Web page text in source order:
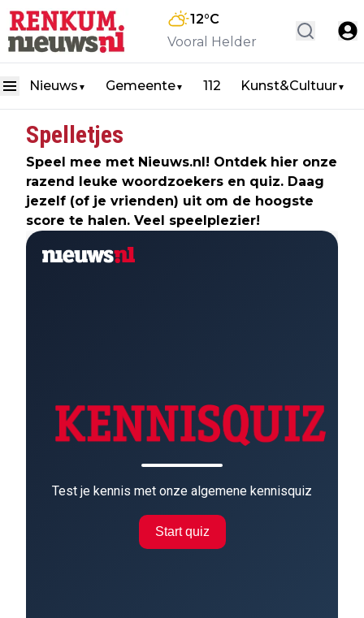
12°C
Vooral Helder
Nieuws ▼ Gemeente▼ 112 Kunst&Cultuur▼
Spelletjes
Speel mee met Nieuws.nl! Ontdek hier onze
razend leuke woordzoekers en quiz. Daag
jezelf (of je vrienden) uit om de hoogste
score te halen. Veel speelplezier!